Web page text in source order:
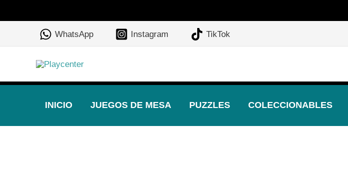
al
WhatsApp Instagram TikTok
INICIO JUEGOS DE MESA PUZZLES COLECCIONABLES